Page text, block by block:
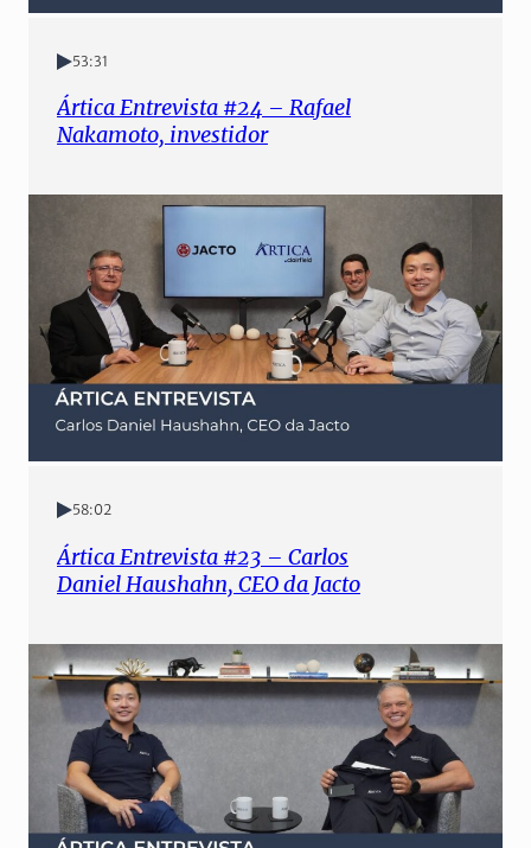
53:31
Ártica Entrevista #24 – Rafael
Nakamoto, investidor
58:02
Ártica Entrevista #23 – Carlos
Daniel Haushahn, CEO da Jacto